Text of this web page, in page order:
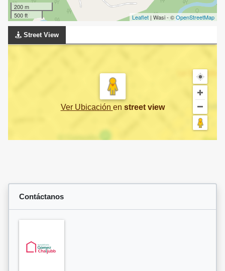
200 m
500 ft
Leaflet | Wasi - ©OpenStreetMap
Street View
Ver Ubicación en street view
Contáctanos